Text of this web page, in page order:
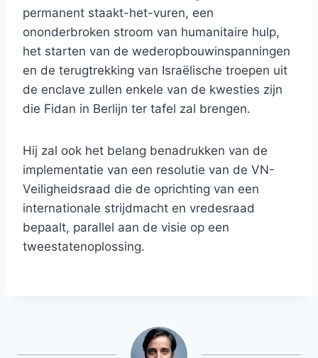
permanent staakt-het-vuren, een
ononderbroken stroom van humanitaire hulp,
het starten van de wederopbouwinspanningen
en de terugtrekking van Israëlische troepen uit
de enclave zullen enkele van de kwesties zijn
die Fidan in Berlijn ter tafel zal brengen.
Hij zal ook het belang benadrukken van de
implementatie van een resolutie van de VN-
Veiligheidsraad die de oprichting van een
internationale strijdmacht en vredesraad
bepaalt, parallel aan de visie op een
tweestatenoplossing.